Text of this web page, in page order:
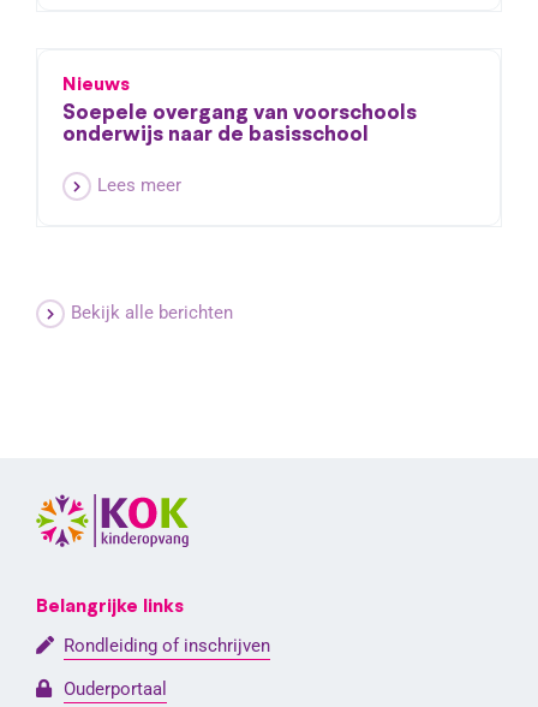
Nieuws
Soepele overgang van voorschools
onderwijs naar de basisschool
Lees meer
Bekijk alle berichten
Belangrijke links
Rondleiding of inschrijven
Ouderportaal